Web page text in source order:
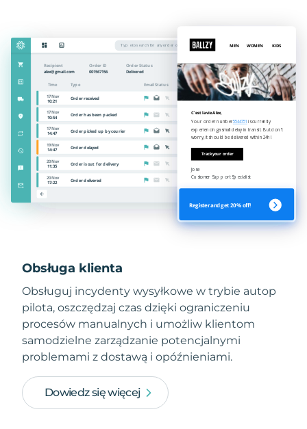
Obsługa klienta
Obsługuj incydenty wysyłkowe w trybie autop
pilota, oszczędzaj czas dzięki ograniczeniu
procesów manualnych i umożliw klientom
samodzielne zarządzanie potencjalnymi
problemami z dostawą i opóźnieniami.
Dowiedz się więcej